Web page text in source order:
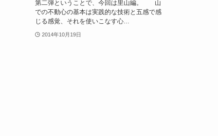
第二弾ということで、今回は里山編。 山
での不動心の基本は実践的な技術と五感で感
じる感覚、それを使いこなす心...
2014年10月19日